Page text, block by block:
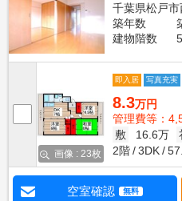
千葉県松戸
築年数
建物階数
画像 : 23枚
即入居 写真充実
8.3万円
管理費等：
敷
16.6万
2階
3DK
空室確認 無料